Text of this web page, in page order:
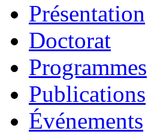
Présentation
Doctorat
Programmes
Publications
Événements